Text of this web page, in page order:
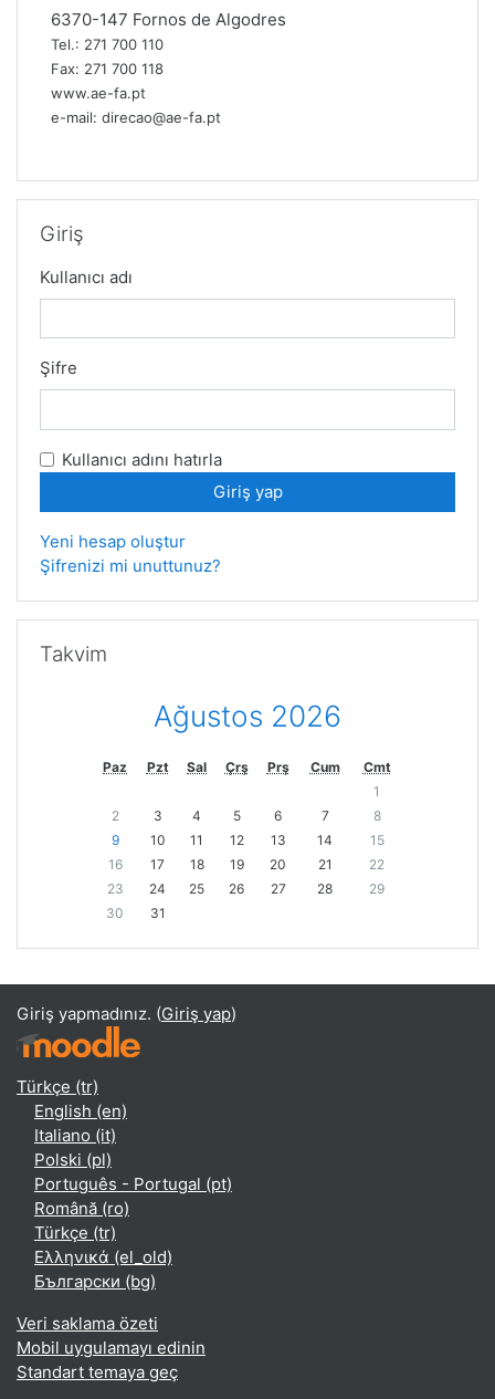
6370-147 Fornos de Algodres
Tel.: 271 700 110
Fax: 271 700 118
www.ae-fa.pt
e-mail: direcao@ae-fa.pt
Giriş
Kullanıcı adı
Şifre
Kullanıcı adını hatırla
Yeni hesap oluştur
Şifrenizi mi unuttunuz?
Takvim
Ağustos 2026
Paz Pzt Sal Çrş Prş Cum
Cmt
1
2
3 4 5 6 7
8
9
10 11 12 13 14
15
16
17 18 19 20 21
22
23
24 25 26 27 28
29
30
31
Giriş yapmadınız. (Giriş yap)
Türkçe ‎(tr)‎
English ‎(en)‎
Italiano ‎(it)‎
Polski ‎(pl)‎
Português - Portugal ‎(pt)‎
Română ‎(ro)‎
Türkçe ‎(tr)‎
Ελληνικά ‎(el_old)‎
Български ‎(bg)‎
Veri saklama özeti
Mobil uygulamayı edinin
Standart temaya geç